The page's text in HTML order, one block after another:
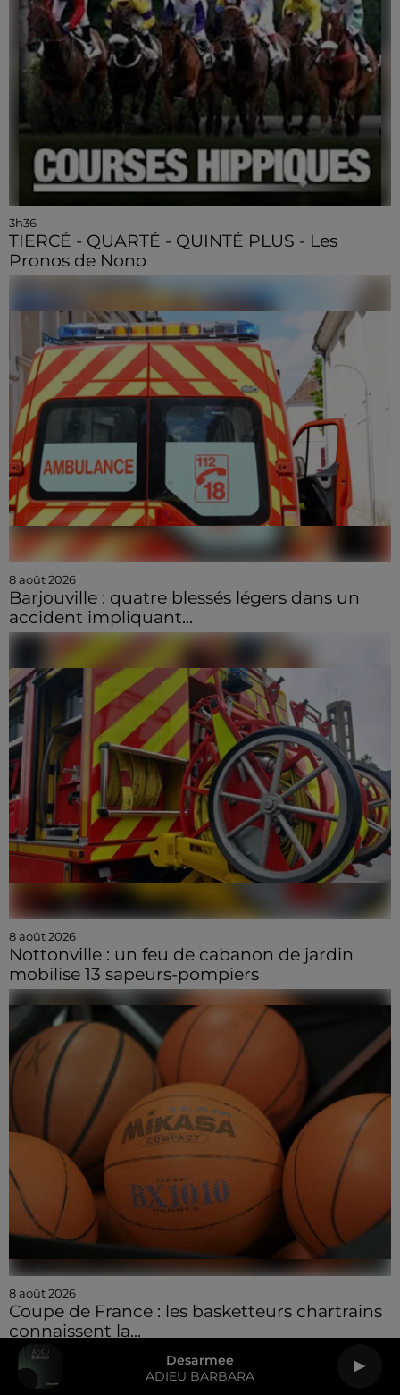
Desarmee
ADIEU BARBARA
3h36
TIERCÉ - QUARTÉ - QUINTÉ PLUS - Les
Pronos de Nono
8 août 2026
Barjouville : quatre blessés légers dans un
accident impliquant...
8 août 2026
Nottonville : un feu de cabanon de jardin
mobilise 13 sapeurs-pompiers
8 août 2026
Coupe de France : les basketteurs chartrains
connaissent la...